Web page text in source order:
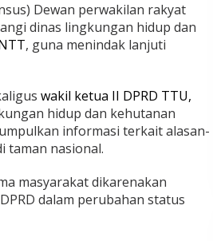
Dewan perwakilan rakyat
dinas lingkungan hidup dan
, guna menindak lanjuti
wakil ketua II DPRD TTU,
hidup dan kehutanan
informasi terkait alasan-
taman nasional.
masyarakat dikarenakan
dalam perubahan status